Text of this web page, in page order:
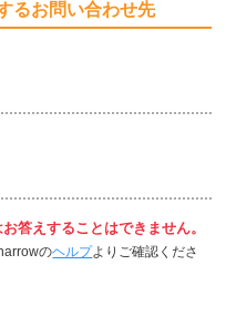
るお問い合わせ先
答えすることはできません。
のヘルプよりご確認くださ